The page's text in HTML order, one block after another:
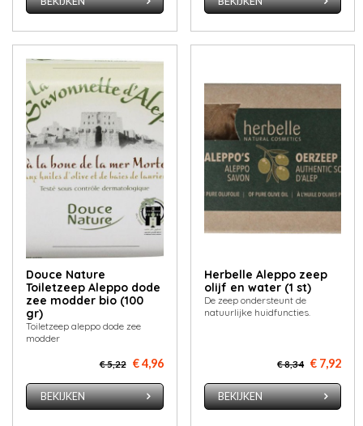
Douce Nature
Toiletzeep Aleppo dode
zee modder bio (100
gr)
Toiletzeep aleppo dode zee
modder
€ 5,22 € 4,96
BEKIJKEN
Herbelle Aleppo zeep
olijf en water (1 st)
De zeep ondersteunt de
natuurlijke huidfuncties.
€ 8,34 € 7,92
BEKIJKEN